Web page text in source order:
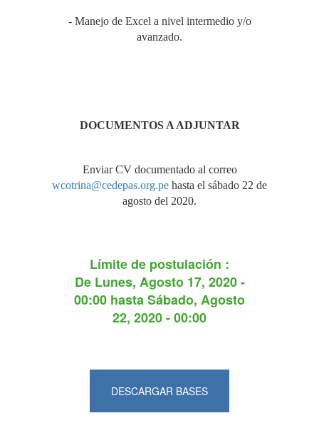
- Manejo de Excel a nivel intermedio y/o
avanzado.
DOCUMENTOS A ADJUNTAR
Enviar CV documentado al correo
wcotrina@cedepas.org.pe hasta el sábado 22 de
agosto del 2020.
Límite de postulación :
De Lunes, Agosto 17, 2020 -
00:00 hastaSábado, Agosto
22, 2020 - 00:00
DESCARGAR BASES